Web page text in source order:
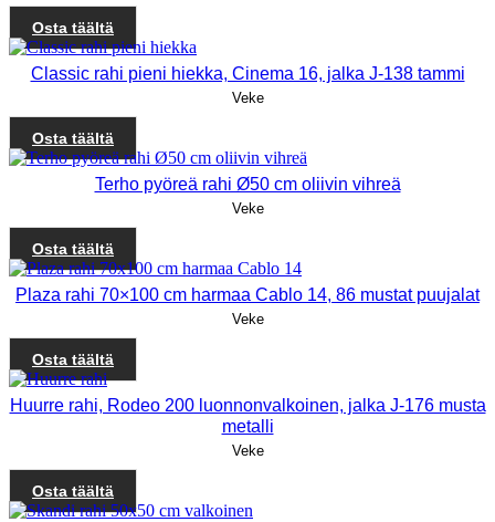
Osta täältä
Classic rahi pieni hiekka, Cinema 16, jalka J-138 tammi
Veke
Osta täältä
Terho pyöreä rahi Ø50 cm oliivin vihreä
Veke
Osta täältä
Plaza rahi 70×100 cm harmaa Cablo 14, 86 mustat puujalat
Veke
Osta täältä
Huurre rahi, Rodeo 200 luonnonvalkoinen, jalka J-176 musta
metalli
Veke
Osta täältä